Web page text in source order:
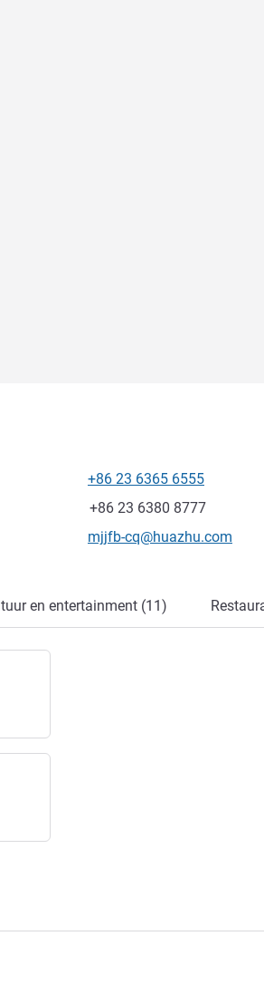
Telefoon
+86 23 6365 6555
Fax
+86 23 6380 8777
E-mailadres voor contact
mjjfb-cq@huazhu.com
en entertainment (11)